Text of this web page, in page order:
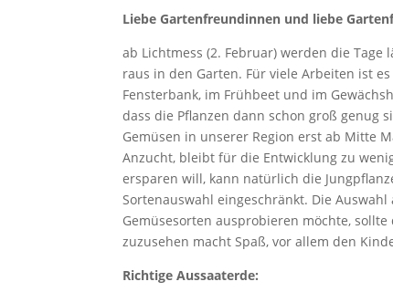
Liebe Gartenfreundinnen und liebe
ab Lichtmess (2. Februar) werden die
raus in den Garten. Für viele Arbeiten ist
Fensterbank, im Frühbeet und im
dass die Pflanzen dann schon groß genug
Gemüsen in unserer Region erst ab Mitte
Anzucht, bleibt für die Entwicklung zu
ersparen will, kann natürlich die
Sortenauswahl eingeschränkt. Die
Gemüsesorten ausprobieren möchte,
zuzusehen macht Spaß, vor allem den
Richtige Aussaaterde: